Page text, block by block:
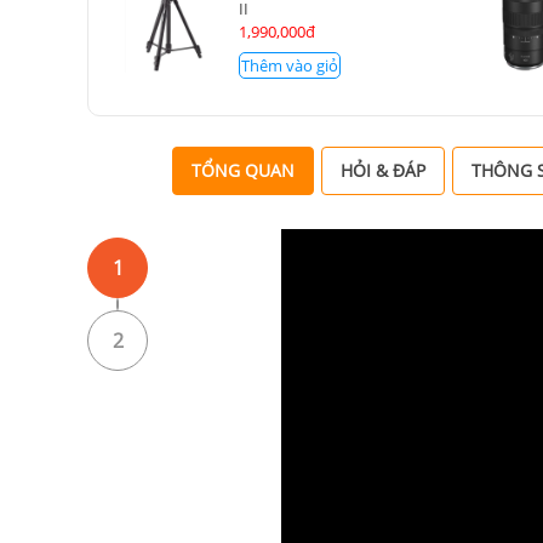
II
1,990,000đ
Thêm vào giỏ
1
2
TỔNG QUAN HỎI & ĐÁP THÔNG